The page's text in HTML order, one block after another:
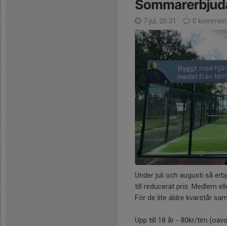
7 jul, 20:31 0
Under juli och augusti så
till reducerat pris. Medlem
För de lite äldre kvarstår
Upp till 18 år - 80kr/tim